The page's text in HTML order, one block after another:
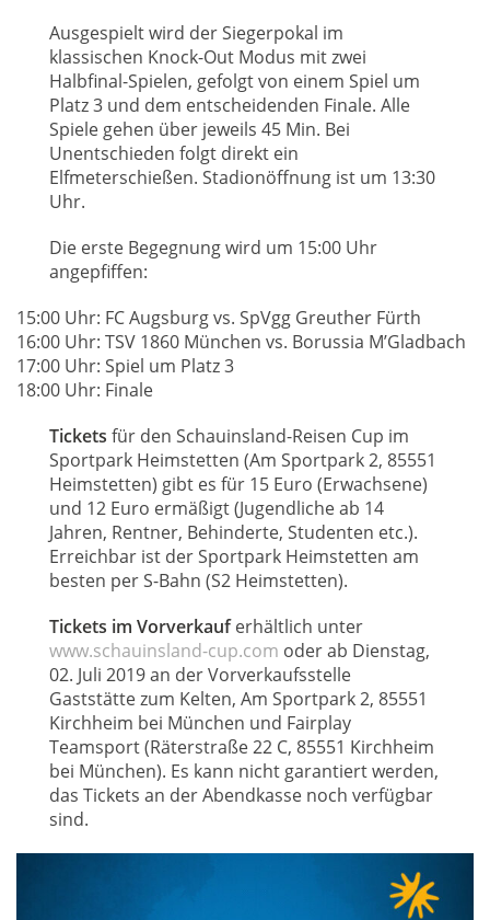
Ausgespielt wird der Siegerpokal im
klassischen Knock-Out Modus mit zwei
Halbfinal-Spielen, gefolgt von einem Spiel um
Platz 3 und dem entscheidenden Finale. Alle
Spiele gehen über jeweils 45 Min. Bei
Unentschieden folgt direkt ein
Elfmeterschießen. Stadionöffnung ist um 13:30
Uhr.
Die erste Begegnung wird um 15:00 Uhr
angepfiffen:
15:00 Uhr: FC Augsburg vs. SpVgg Greuther Fürth
16:00 Uhr: TSV 1860 München vs. Borussia M’Gladbach
17:00 Uhr: Spiel um Platz 3
18:00 Uhr: Finale
Tickets für den Schauinsland-Reisen Cup im
Sportpark Heimstetten (Am Sportpark 2, 85551
Heimstetten) gibt es für 15 Euro (Erwachsene)
und 12 Euro ermäßigt (Jugendliche ab 14
Jahren, Rentner, Behinderte, Studenten etc.).
Erreichbar ist der Sportpark Heimstetten am
besten per S-Bahn (S2 Heimstetten).
Tickets im Vorverkauferhältlich unter
www.schauinsland-cup.com oder ab Dienstag,
02. Juli 2019 an der Vorverkaufsstelle
Gaststätte zum Kelten, Am Sportpark 2, 85551
Kirchheim bei München und Fairplay
Teamsport (Räterstraße 22 C, 85551 Kirchheim
bei München). Es kann nicht garantiert werden,
das Tickets an der Abendkasse noch verfügbar
sind.